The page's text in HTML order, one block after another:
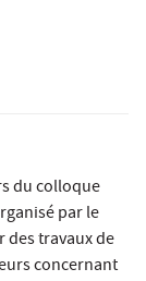
du colloque
par le
des travaux de
concernant